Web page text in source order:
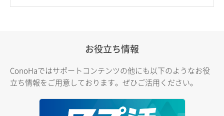
お役立ち情報
ConoHaではサポートコンテンツの他にも以下のようなお役
立ち情報をご用意しております。ぜひご活用ください。